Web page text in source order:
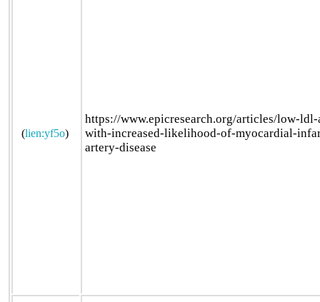
(lien:yf5o)
https://www.epicresearch.org/articles/low-
with-increased-likelihood-of-myocardial-
artery-disease